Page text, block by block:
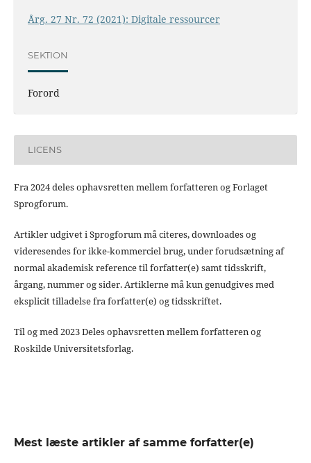
Årg. 27 Nr. 72 (2021): Digitale ressourcer
SEKTION
Forord
LICENS
Fra 2024 deles ophavsretten mellem forfatteren og Forlaget
Sprogforum.
Artikler udgivet i Sprogforum må citeres, downloades og
videresendes for ikke-kommerciel brug, under forudsætning af
normal akademisk reference til forfatter(e) samt tidsskrift,
årgang, nummer og sider. Artiklerne må kun genudgives med
eksplicit tilladelse fra forfatter(e) og tidsskriftet.
Til og med 2023 Deles ophavsretten mellem forfatteren og
Roskilde Universitetsforlag.
Mest læste artikler af samme forfatter(e)